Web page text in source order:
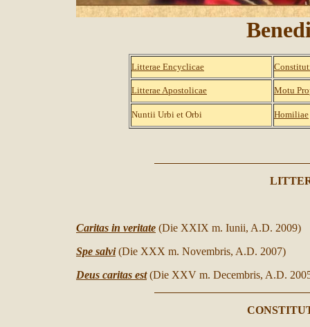
Litterae Encyclicae
Litterae Apostolicae Motu
Nuntii Urbi et Orbi Homiliae
Caritas in veritate (Die XXIX m. Iunii, A.D. 2009)
Spe salvi(Die XXX m. Novembris, A.D. 2007)
Deus caritas est(Die XXV m. Decembris, A.D.